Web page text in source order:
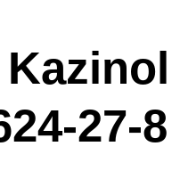
27-8